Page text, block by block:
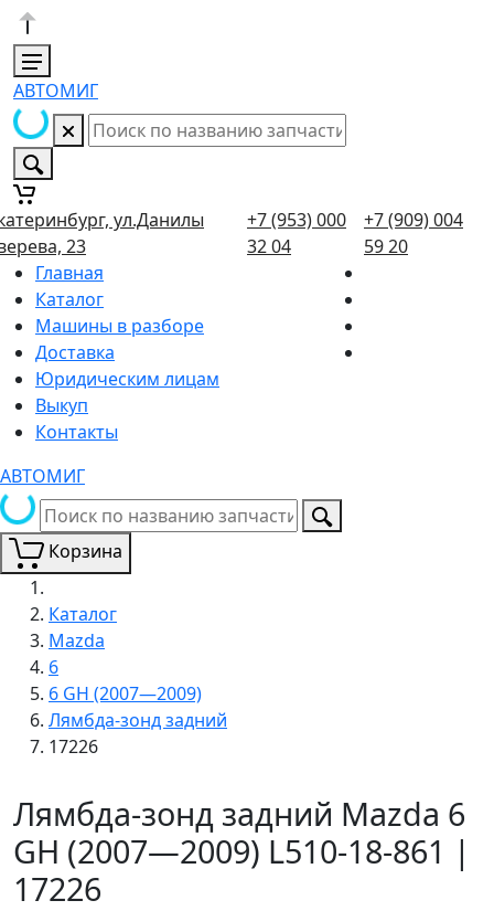
АВТОМИГ
ул.Данилы
23
+7 (953) 000
32 04
+7 (909) 004
59 20
Главная
Каталог
Машины в разборе
Доставка
Юридическим лицам
Выкуп
Контакты
АВТОМИГ
Корзина
Каталог
Mazda
6
6 GH (2007—2009)
Лямбда-зонд задний
17226
Лямбда-зонд задний Mazda 6
GH (2007—2009) L510-18-861 |
17226